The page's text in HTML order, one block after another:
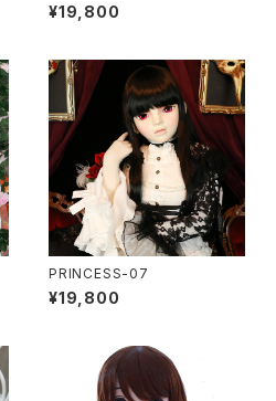
¥19,800
PRINCESS-07
¥19,800